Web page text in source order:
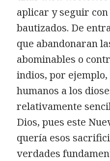
aplicar y seguir
bautizados. De
que abandonaran
abominables o
indios, por
humanos a los
relativamente
Dios, pues este
quería esos
verdades